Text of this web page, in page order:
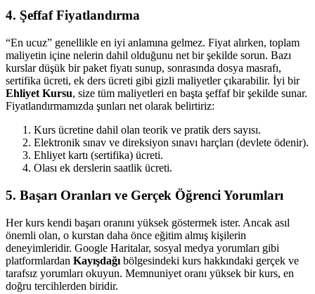
4. Şeffaf Fiyatlandırma
“En ucuz” genellikle en iyi anlamına gelmez. Fiyat alırken, toplam
maliyetin içine nelerin dahil olduğunu net bir şekilde sorun. Bazı
kurslar düşük bir paket fiyatı sunup, sonrasında dosya masrafı,
sertifika ücreti, ek ders ücreti gibi gizli maliyetler çıkarabilir. İyi bir
Ehliyet Kursu, size tüm maliyetleri en başta şeffaf bir şekilde sunar.
Fiyatlandırmamızda şunları net olarak belirtiriz:
Kurs ücretine dahil olan teorik ve pratik ders sayısı.
Elektronik sınav ve direksiyon sınavı harçları (devlete ödenir).
Ehliyet kartı (sertifika) ücreti.
Olası ek derslerin saatlik ücreti.
5. Başarı Oranları ve Gerçek Öğrenci Yorumları
Her kurs kendi başarı oranını yüksek göstermek ister. Ancak asıl
önemli olan, o kurstan daha önce eğitim almış kişilerin
deneyimleridir. Google Haritalar, sosyal medya yorumları gibi
platformlardan Kayışdağı bölgesindeki kurs hakkındaki gerçek ve
tarafsız yorumları okuyun. Memnuniyet oranı yüksek bir kurs, en
doğru tercihlerden biridir.